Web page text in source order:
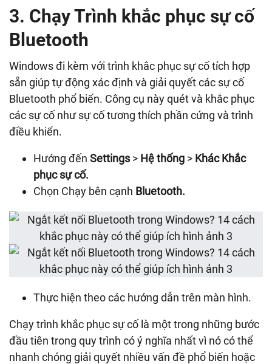
3. Chạy Trình khắc phục sự cố
Bluetooth
Windows đi kèm với trình khắc phục sự cố tích hợp
sẵn giúp tự động xác định và giải quyết các sự cố
Bluetooth phổ biến. Công cụ này quét và khắc phục
các sự cố như sự cố tương thích phần cứng và trình
điều khiển.
Hướng đến Settings > Hệ thống > Khác Khắc
phục sự cố.
Chọn Chạy bên cạnh Bluetooth.
Thực hiện theo các hướng dẫn trên màn hình.
Chạy trình khắc phục sự cố là một trong những bước
đầu tiên trong quy trình có ý nghĩa nhất vì nó có thể
nhanh chóng giải quyết nhiều vấn đề phổ biến hoặc